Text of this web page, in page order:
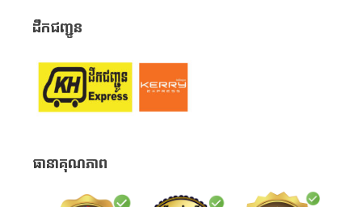
ដឹកជញ្ជូន
ធានាគុណភាព